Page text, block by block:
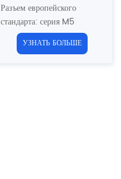
Разъем европейского
стандарта: серия M5
Тип конструкции:
Фронтальный разъем
УЗНАТЬ БОЛЬШЕ